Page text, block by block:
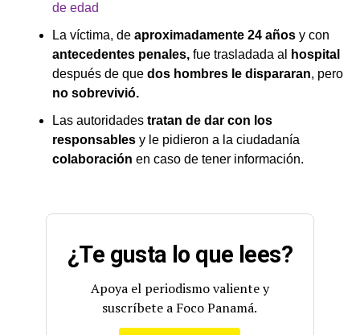
de edad
La víctima, de aproximadamente 24 años y con
antecedentes penales, fue trasladada al
hospital
después de que dos hombres le dispararan, pero
no sobrevivió.
Las autoridades tratan de dar con los
responsables y le pidieron a la ciudadanía
colaboración en caso de tener información.
¿Te gusta lo que lees?
Apoya el periodismo valiente y
suscríbete a Foco Panamá.